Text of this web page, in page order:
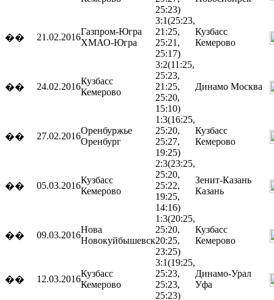
25:23)
�� 21.02.2016
Газпром-Югра
ХМАО-Югра
3:1(25:23,
21:25,
25:21,
25:17)
Кузбасс
Кемерово
�� 24.02.2016
Кузбасс
Кемерово
3:2(11:25,
25:23,
21:25,
25:20,
15:10)
Динамо Москва
�� 27.02.2016
Оренбуржье
Оренбург
1:3(16:25,
25:20,
25:27,
19:25)
Кузбасс
Кемерово
�� 05.03.2016
Кузбасс
Кемерово
2:3(23:25,
25:20,
25:22,
19:25,
14:16)
Зенит-Казань
Казань
�� 09.03.2016
Нова
Новокуйбышевск
1:3(20:25,
25:20,
20:25,
23:25)
Кузбасс
Кемерово
�� 12.03.2016
Кузбасс
Кемерово
3:1(19:25,
25:23,
25:23,
25:23)
Динамо-Урал
Уфа